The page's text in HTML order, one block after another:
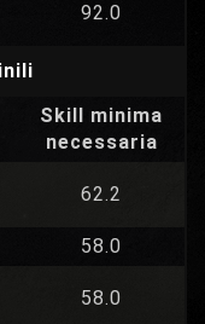
92.0
Skill minima
necessaria
62.2
58.0
58.0